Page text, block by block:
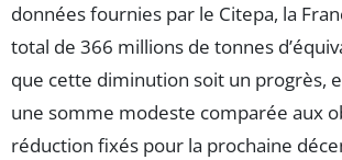
données fournies par le Citepa, la
total de 366 millions de tonnes
que cette diminution soit un progrès,
une somme modeste comparée aux
réduction fixés pour la prochaine